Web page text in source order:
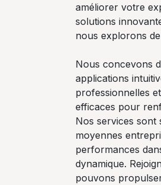
améliorer votre
solutions
nous explorons
Nous concevons
applications
professionnelles
efficaces pour
Nos services sont
moyennes
performances
dynamique.
pouvons